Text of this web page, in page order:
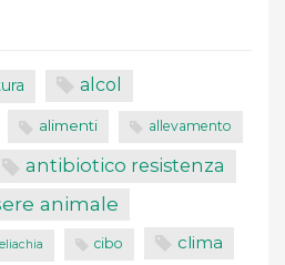
alcol
alimenti allevamento
antibiotico resistenza
animale
cibo clima